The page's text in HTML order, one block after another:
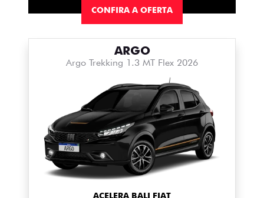
CONFIRA A OFERTA
ARGO
Argo Trekking 1.3 MT Flex 2026
ACELERA BALI FIAT